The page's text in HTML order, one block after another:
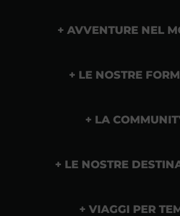
AVVENTURE NEL
LE NOSTRE
LA
LE NOSTRE
VIAGGI PER